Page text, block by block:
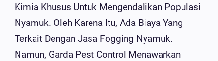
Kimia Khusus Untuk Mengendalikan Populasi
Nyamuk. Oleh Karena Itu, Ada Biaya Yang
Terkait Dengan Jasa Fogging Nyamuk.
Namun, Garda Pest Control Menawarkan